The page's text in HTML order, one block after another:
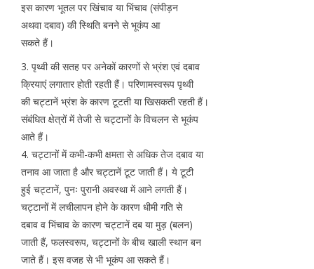
इस कारण भूतल पर खिंचाव या भिंचाव (संपीड़न
अथवा दबाव) की स्थिति बनने से भूकंप आ
सकते हैं।
3. पृथ्वी की सतह पर अनेकों कारणों से भ्रंश एवं दबाव
क्रियाएं लगातार होती रहती हैं। परिणामस्वरूप पृथ्वी
की चट्टानें भ्रंश के कारण टूटती या खिसकती रहती हैं।
संबंधित क्षेत्रों में तेजी से चट्टानों के विचलन से भूकंप
आते हैं।
4. चट्टानों में कभी-कभी क्षमता से अधिक तेज दबाव या
तनाव आ जाता है और चट्टानें टूट जाती हैं। ये टूटी
हुई चट्टानें, पुनः पुरानी अवस्था में आने लगती हैं।
चट्टानों में लचीलापन होने के कारण धीमी गति से
दबाव व भिंचाव के कारण चट्टानें दब या मुड़ (बलन)
जाती हैं, फलस्वरूप, चट्टानों के बीच खाली स्थान बन
जाते हैं। इस वजह से भी भूकंप आ सकते हैं।